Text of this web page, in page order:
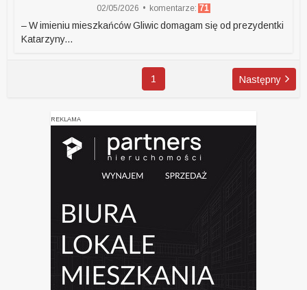
02/05/2026 komentarze: 71
– W imieniu mieszkańców Gliwic domagam się od prezydentki
Katarzyny...
1 Następny
REKLAMA